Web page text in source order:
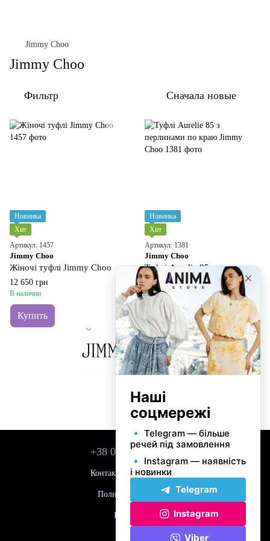
Jimmy Choo
Jimmy Choo
Фильтр Сначала новые
Новинка
Хит
Артикул: 1457
Jimmy Choo
Жіночі туфлі Jimmy Choo
12 650 грн
В наличии
Купить
Новинка
Хит
Артикул: 1381
Jimmy Choo
Туфлі Aurelie 85 з перлинами по краю Jimmy Choo
14 200 грн
В наличии
Купить
+38 050 743 01 42
Контактная информация
Полная версия сайта
Карта сайта